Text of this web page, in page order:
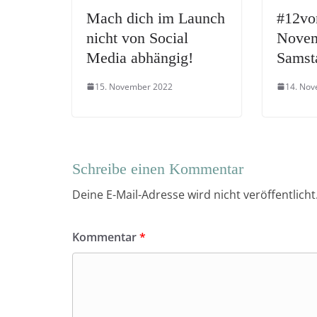
Mach dich im Launch
nicht von Social
Media abhängig!
15. November 2022 14.
Schreibe einen Kommentar
Deine E-Mail-Adresse wird nicht
Kommentar*